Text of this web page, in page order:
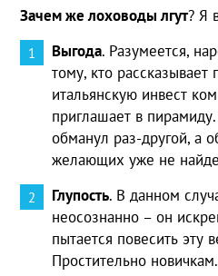
Зачем же лоховоды лгут? Я
Выгода. Разумеется,
тому, кто
итальянскую инвест
приглашает в
обманул раз-другой, а
желающих уже не
Глупость. В данном
неосознанно – он
пытается повесить эту
Простительно